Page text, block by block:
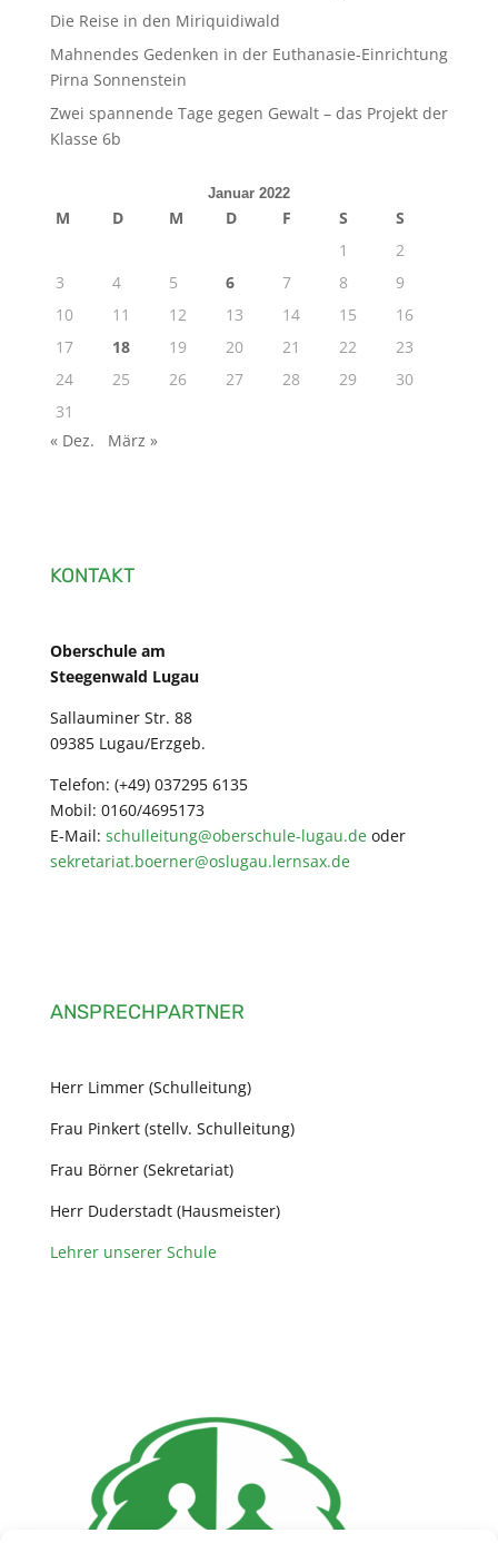
Die Reise in den Miriquidiwald
Mahnendes Gedenken in der Euthanasie-Einrichtung
Pirna Sonnenstein
Zwei spannende Tage gegen Gewalt – das Projekt der
Klasse 6b
Januar 2022
M D M D F S
S
1
2
3
4 5 6 7 8
9
10
11 12 13 14 15
16
17
18 19 20 21 22
23
24
25 26 27 28 29
30
31
« Dez.
März »
KONTAKT
Oberschule am
Steegenwald Lugau
Sallauminer Str. 88
09385 Lugau/Erzgeb.
Telefon: (+49) 037295 6135
Mobil: 0160/4695173
E-Mail: schulleitung@oberschule-lugau.deoder
sekretariat.boerner@oslugau.lernsax.de
ANSPRECHPARTNER
Herr Limmer (Schulleitung)
Frau Pinkert (stellv. Schulleitung)
Frau Börner (Sekretariat)
Herr Duderstadt (Hausmeister)
Lehrer unserer Schule